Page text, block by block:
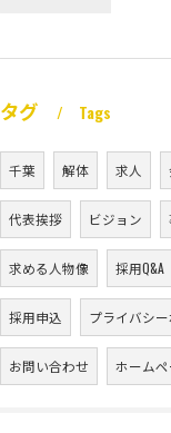
タグ Tags
千葉 解体 求人
代表挨拶 ビジョン
求める人物像 採用Q&A
採用申込 プライバシ
お問い合わせ ホーム